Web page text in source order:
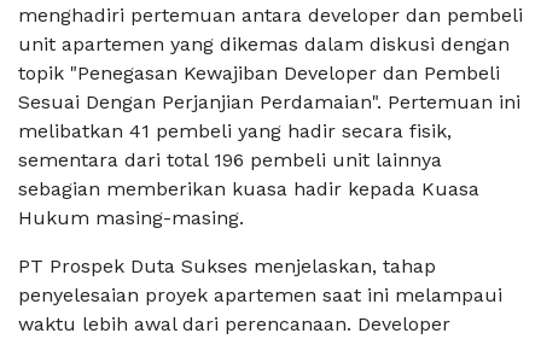
menghadiri pertemuan antara developer dan pembeli
unit apartemen yang dikemas dalam diskusi dengan
topik "Penegasan Kewajiban Developer dan Pembeli
Sesuai Dengan Perjanjian Perdamaian". Pertemuan ini
melibatkan 41 pembeli yang hadir secara fisik,
sementara dari total 196 pembeli unit lainnya
sebagian memberikan kuasa hadir kepada Kuasa
Hukum masing-masing.
PT Prospek Duta Sukses menjelaskan, tahap
penyelesaian proyek apartemen saat ini melampaui
waktu lebih awal dari perencanaan. Developer